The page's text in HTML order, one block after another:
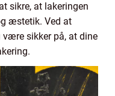
sikre, at lakeringen
æstetik. Ved at
sikker på, at dine